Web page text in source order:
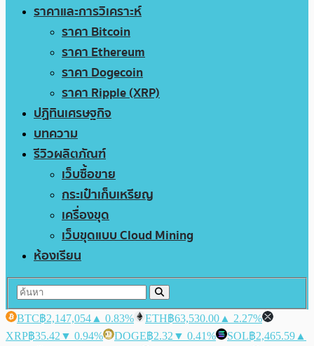
ราคาและการวิเคราะห์
ราคา Bitcoin
ราคา Ethereum
ราคา Dogecoin
ราคา Ripple (XRP)
ปฏิทินเศรษฐกิจ
บทความ
รีวิวผลิตภัณฑ์
เว็บซื้อขาย
กระเป๋าเก็บเหรียญ
เครื่องขุด
เว็บขุดแบบ Cloud Mining
ห้องเรียน
BTC฿2,147,054 ▲ 0.83% ETH฿63,530.00 ▲ 2.27%
XRP฿35.42 ▼ 0.94% DOGE฿2.32 ▼ 0.41% SOL฿2,465.59 ▲